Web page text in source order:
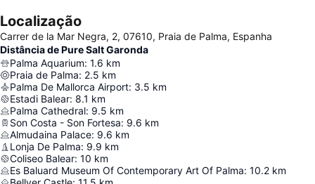
Localização
Carrer de la Mar Negra, 2, 07610, Praia de Palma, Espanha
Distância de Pure Salt Garonda
Palma Aquarium: 1.6 km
Praia de Palma: 2.5 km
Palma De Mallorca Airport: 3.5 km
Estadi Balear: 8.1 km
Palma Cathedral: 9.5 km
Son Costa - Son Fortesa: 9.6 km
Almudaina Palace: 9.6 km
Lonja De Palma: 9.9 km
Coliseo Balear: 10 km
Es Baluard Museum Of Contemporary Art Of Palma: 10.2 km